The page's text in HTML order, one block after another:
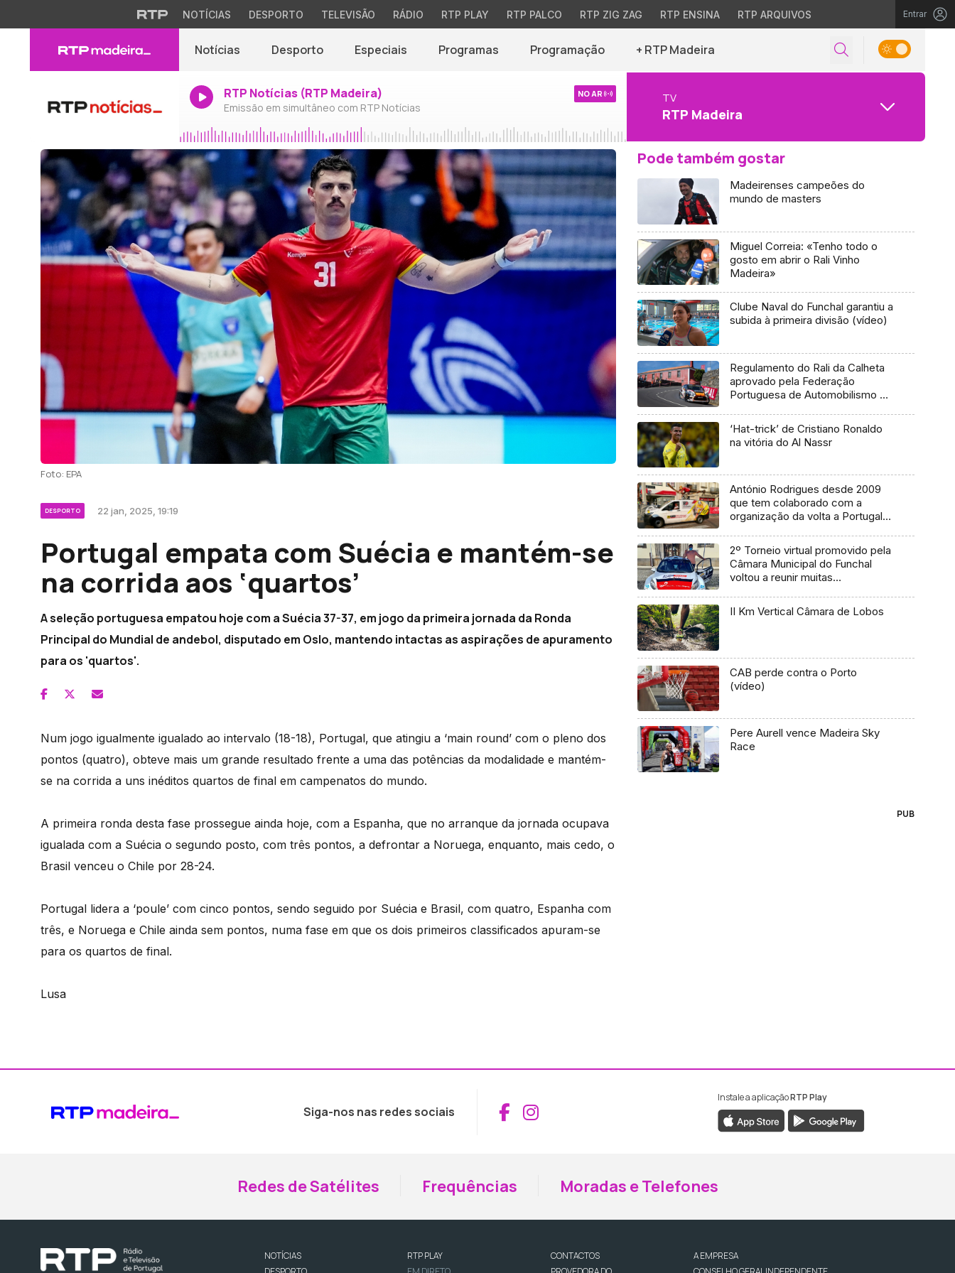
NOTÍCIAS DESPORTO TELEVISÃO RÁDIO RTP PLAY RTP PALCO RTP ZIG ZAG RTP ENSINA RTP ARQUIVOS Entrar
Notícias Desporto Especiais Programas Programação + RTP Madeira
RTP Notícias (RTP Madeira)
Emissão em simultâneo com RTP Notícias
NO AR TV
RTP Madeira
Foto: EPA
DESPORTO 22 jan, 2025, 19:19
Portugal empata com Suécia e mantém-se
na corrida aos ‘quartos’
A seleção portuguesa empatou hoje com a Suécia 37-37, em jogo da primeira jornada da Ronda
Principal do Mundial de andebol, disputado em Oslo, mantendo intactas as aspirações de apuramento
para os 'quartos'.
Num jogo igualmente igualado ao intervalo (18-18), Portugal, que atingiu a ‘main round’ com o pleno dos
pontos (quatro), obteve mais um grande resultado frente a uma das potências da modalidade e mantém-
se na corrida a uns inéditos quartos de final em campenatos do mundo.
A primeira ronda desta fase prossegue ainda hoje, com a Espanha, que no arranque da jornada ocupava
igualada com a Suécia o segundo posto, com três pontos, a defrontar a Noruega, enquanto, mais cedo, o
Brasil venceu o Chile por 28-24.
Portugal lidera a ‘poule’ com cinco pontos, sendo seguido por Suécia e Brasil, com quatro, Espanha com
três, e Noruega e Chile ainda sem pontos, numa fase em que os dois primeiros classificados apuram-se
para os quartos de final.
Lusa
Pode também gostar
Madeirenses campeões do
mundo de masters
Miguel Correia: «Tenho todo o
gosto em abrir o Rali Vinho
Madeira»
Clube Naval do Funchal garantiu a
subida à primeira divisão (vídeo)
Regulamento do Rali da Calheta
aprovado pela Federação
Portuguesa de Automobilismo e
‘Hat-trick’ de Cristiano Ronaldo
na vitória do Al Nassr
António Rodrigues desde 2009
que tem colaborado com a
organização da volta a Portugal
2º Torneio virtual promovido pela
Câmara Municipal do Funchal
voltou a reunir muitas
II Km Vertical Câmara de Lobos
CAB perde contra o Porto
(vídeo)
Pere Aurell vence Madeira Sky
Race
PUB
Siga-nos nas redes sociais Aceder ao Facebook da RTP Madeira
Aceder ao Instagram da RTP Madeira
Instale a aplicaçãoRTP Play
Redes de Satélites Frequências Moradas e Telefones
NOTÍCIAS
RTP PLAY
CONTACTOS
A EMPRESA